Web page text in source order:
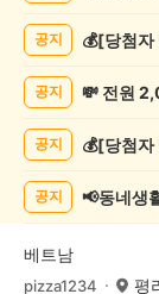
행/
목
공지
공지
공지
공지 📢동네생
베트남
pizza1234 평